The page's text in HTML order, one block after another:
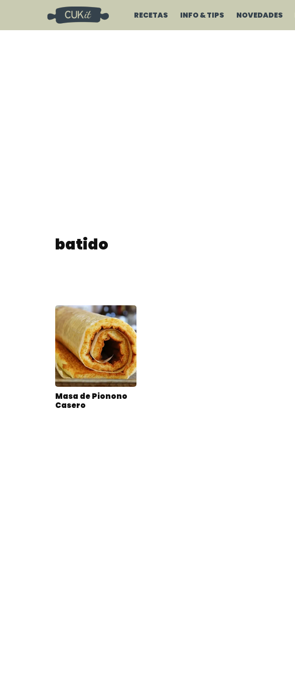
RECETAS INFO & TIPS NOVEDADES
batido
Masa de Pionono
Casero